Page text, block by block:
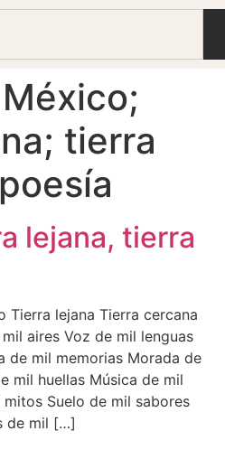
México;
tierra
lejana, tierra
Tierra lejana Tierra cercana
aires Voz de mil lenguas
de mil memorias Morada de
mil huellas Música de mil
Suelo de mil sabores
de mil […]